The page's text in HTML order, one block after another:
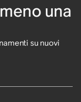
una
su nuovi